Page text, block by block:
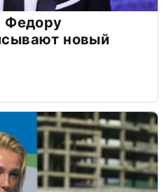
Федору
новый